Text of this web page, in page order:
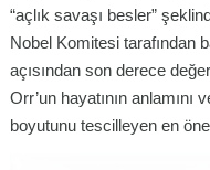
“açlık savaşı besler”
Nobel Komitesi tarafından
açısından son derece
Orr’un hayatının
boyutunu tescilleyen en